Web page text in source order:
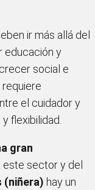
ir más allá del
educación y
social e
el cuidador y
flexibilidad.
gran
este sector y del
(niñera) hay un